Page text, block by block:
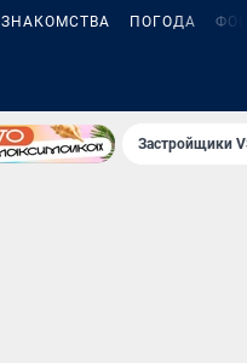
ЗНАКОМСТВА ПОГОДА
Застройщики